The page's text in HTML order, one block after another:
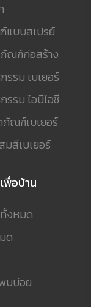
บบสเปรย์
ณฑ์ก่อสร้าง
รรม เบเยอร์
รรม ไอบีไอซี
ณฑ์เบเยอร์
มสีเบเยอร์
พื่อบ้าน
งหมด
ด
บบ่อย